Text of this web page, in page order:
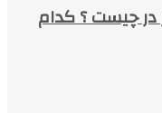
در چیست ؟ کدام